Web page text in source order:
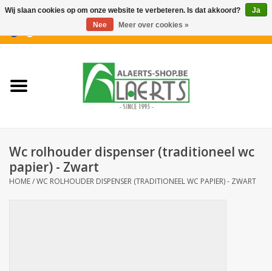
Nieuwigheden
Koffiekoekjes
Wc rolhouder dispenser (traditioneel wc
papier) - Zwart
HOME/WC ROLHOUDER DISPENSER (TRADITIONEEL WC PAPIER) - ZWART
Wij slaan cookies op om onze website te verbeteren. Is dat akkoord?
Ja
Nee
Meer over cookies »